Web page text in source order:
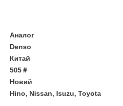
Аналог
Denso
Китай
505＃
Новий
Hino, Nissan, Isuzu, Toyota